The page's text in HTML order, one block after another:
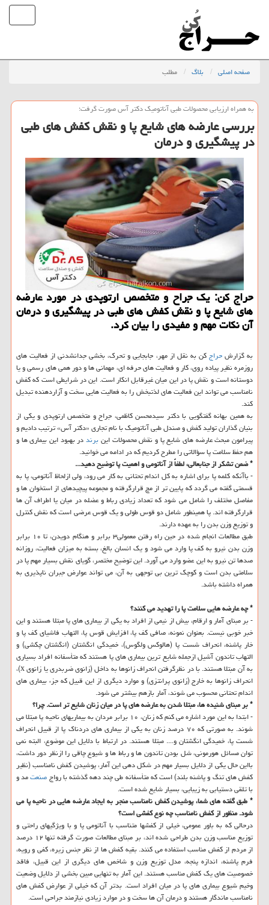
صفحه اصلی بلاگ مطلب
به همراه ارزیابی محصولات طبی آناتومیك دكتر آس صورت گرفت؛
بررسی عارضه ‏های شایع پا و نقش كفش‏ های طبی
در پیشگیری و درمان
حراج كن: یك جراح و متخصص ارتوپدی در مورد عارضه
‏های شایع پا و نقش كفش‏ های طبی در پیشگیری و درمان
آن نكات مهم و مفیدی را بیان كرد.
به گزارشحراجكن به نقل از مهر، جابجایی و تحرك، بخشی جدانشدنی از فعالیت ‏های
روزمره نظیر پیاده‏ روی، كار و فعالیت‏ های حرفه ‏ای، مهمانی ‏ها و دور همی های رسمی و یا
دوستانه است و نقش پا در این میان غیرقابل انكار است. این در شرایطی است كه كفش
نامناسب می‏ تواند این فعالیت‏ های لذت‏بخش را به فعالیت‏ هایی سخت و آزاردهنده تبدیل
كند.
به همین بهانه گفتگویی با دكتر سیدمحسن كاظمی، جراح و متخصص ارتوپدی و یكی از
بنیان گذاران تولید كفش و صندل طبی آناتومیك با نام تجاری «دكتر آس» ترتیب دادیم و
پیرامون مبحث عارضه ‏های شایع پا و نقش محصولات اینبرنددر بهبود این بیماری ‏ها و
هم حفظ سلامت پا سؤالاتی را مطرح كردیم كه در ادامه می خوانید.
* ضمن تشكر از جنابعالی، لطفاً از آناتومی و اهمیت پا توضیح دهید...
- باآنكه كلمه پا برای اشاره به كل اندام تحتانی به كار می رود، ولی ازلحاظ آناتومی، پا به
قسمتی گفته می گردد كه پایین تر از مچ قرارگرفته و مجموعه پیچیده‏ای از استخوان ها و
مفاصل مختلف را شامل می‏ شود كه تعداد زیادی رباط و عضله در میان یا اطراف آن ها
قرارگرفته اند. پا همینطور شامل دو قوس طولی و یك قوس عرضی است كه نقش كنترل
و توزیع وزن بدن را به عهده دارند.
طبق مطالعات انجام شده در حین راه رفتن معمولی۳ برابر و هنگام دویدن، تا ۱۰ برابر
وزن بدن نیرو به كف پا وارد می ‏شود و یك انسان بالغ، بسته به میزان فعالیت، روزانه
صدها تن نیرو به این عضو وارد می ‏آورد. این توضیح مختصر، گویای نقش بسیار مهم پا در
سلامتی بدن است و كوچك ترین بی‏ توجهی به آن، می‏ تواند عوارض جبران ناپذیری به
همراه داشته باشد.
* چه عارضه‏ هایی سلامت پا را تهدید می ‏كنند؟
- بر مبنای آمار و ارقام، بیش از نیمی از افراد به یكی از بیماری‏ های پا مبتلا هستند و این
خبر خوبی نیست. بعنوان نمونه، صافی كف پا، افزایش قوس پا، التهاب فاشیای كف پا و
خار پاشنه، انحراف شست پا (هالوكس ولگوس)، خمیدگی انگشتان (انگشتان چكشی) و
التهاب تاندون آشیل ازجمله شایع ‏ترین بیماری های پا هستند كه متأسفانه افراد بسیاری
به آن مبتلا هستند. با در نظرگرفتن انحراف زانوها به داخل (زانوی ضربدری یا زانوی x)،
انحراف زانوها به خارج (زانوی پرانتزی) و موارد دیگری از این قبیل كه جزء بیماری‏ های
اندام تحتانی محسوب می‏ شوند، آمار بازهم بیشتر می‏ شود.
* بر مبنای شنیده‏ ها، مبتلا شدن به عارضه‏ های پا در میان زنان شایع‏ تر است. چرا؟
- ابتدا به این مورد اشاره می كنم كه زنان، ۱۰ برابر مردان به بیماری‏های ناحیه پا مبتلا می‏
شوند. به صورتی كه ۷۰ درصد زنان به یكی از بیماری های دردناك پا از قبیل انحراف
شست پا، خمیدگی انگشتان و.... مبتلا هستند. در ارتباط با دلایل این موضوع، البته نمی
‏توان مسائل هورمونی، شل بودن تاندون‏ ها و رباط ها و شیوع چاقی را ازنظر دور داشت،
بااین حال یكی از دلایل بسیار مهم در شكل ‏دهی این آمار، پوشیدن كفش نامناسب (نظیر
كفش ‏های تنگ و پاشنه بلند) است كه متأسفانه طی چند دهه گذشته با رواجصنعتمد و
با تلقی دستیابی به زیبایی، بسیار شایع شده است.
* طبق گفته‏ های شما، پوشیدن كفش نامناسب منجر به ایجاد عارضه ‏هایی در ناحیه پا می‏
شود. منظور از كفش نامناسب چه نوع كفشی است؟
درحالی كه به باور عمومی، خیلی از كفش‏ها متناسب با آناتومی پا و با ویژگی‏های راحتی و
توزیع مناسب وزن بدن طراحی شده اند، بر مبنای مطالعات صورت گرفته تنها ۱۲ درصد
از مردم از كفش مناسب استفاده می‏ كنند. بقیه كفش ‏ها از نظر جنس زیره، كفی و رویه،
فرم پاشنه، اندازه پنجه، مدل توزیع وزن و شاخص ‏های دیگری از این قبیل، فاقد
خصوصیت های یك كفش مناسب‏ هستند. این آمار به تنهایی مبین بخشی از دلایل وضعیت
وخیم شیوع بیماری ‏های پا در میان افراد است. بدتر آن كه خیلی از عوارض كفش ‏های
نامناسب ماندگار هستند و درمان آن ها سخت و در موارد زیادی نیازمند جراحی است.